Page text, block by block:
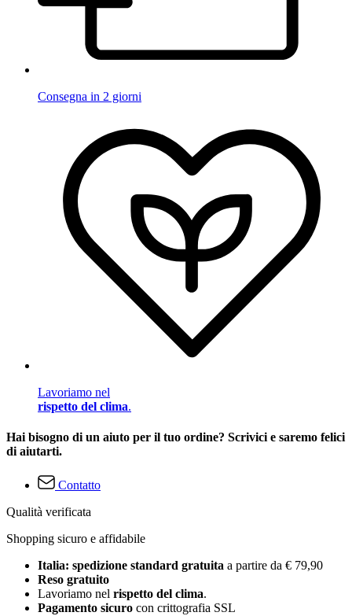
Consegna in 2 giorni
Lavoriamo nel
rispetto del clima.
Hai bisogno di un aiuto per il tuo ordine? Scrivici e saremo felici
di aiutarti.
Contatto
Qualità verificata
Shopping sicuro e affidabile
Italia: spedizione standard gratuita a partire da € 79,90
Reso gratuito
Lavoriamo nel rispetto del clima.
Pagamento sicuro con crittografia SSL